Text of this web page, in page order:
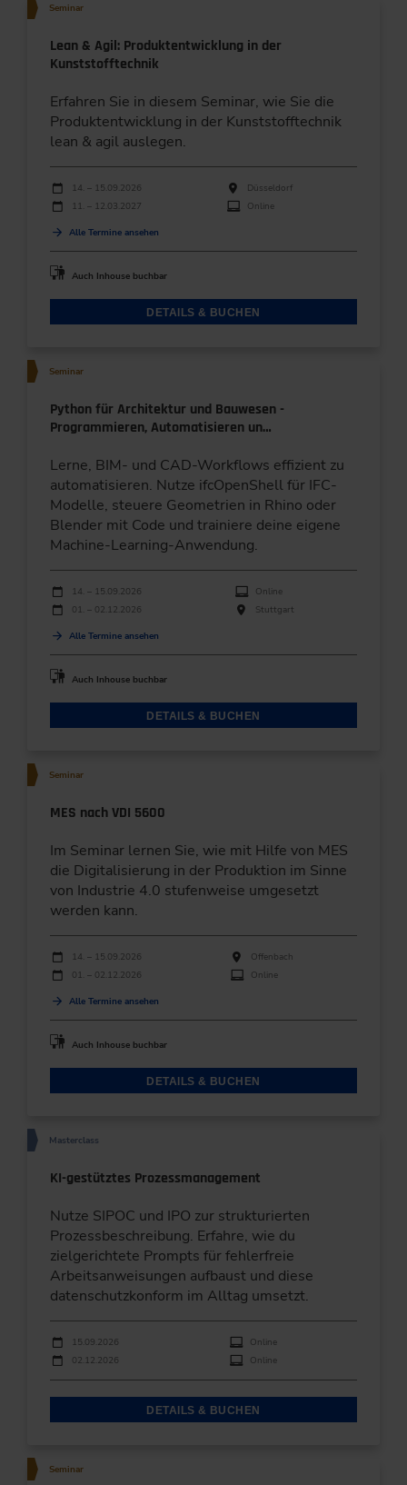
Seminar
Lean & Agil: Produktentwicklung in der
Kunststofftechnik
Erfahren Sie in diesem Seminar, wie Sie die
Produktentwicklung in der Kunststofftechnik
lean & agil auslegen.
Durchführungen
Veranstaltungsdatum
14. – 15.09.2026
Düsseldorf
11. – 12.03.2027
Online
Alle Termine ansehen
Auch Inhouse buchbar
DETAILS & BUCHEN
Seminar
Python für Architektur und Bauwesen -
Programmieren, Automatisieren un…
Lerne, BIM- und CAD-Workflows effizient zu
automatisieren. Nutze ifcOpenShell für IFC-
Modelle, steuere Geometrien in Rhino oder
Blender mit Code und trainiere deine eigene
Machine-Learning-Anwendung.
Durchführungen
Veranstaltungsdatum
14. – 15.09.2026
Online
01. – 02.12.2026
Stuttgart
Alle Termine ansehen
Auch Inhouse buchbar
DETAILS & BUCHEN
Seminar
MES nach VDI 5600
Im Seminar lernen Sie, wie mit Hilfe von MES
die Digitalisierung in der Produktion im Sinne
von Industrie 4.0 stufenweise umgesetzt
werden kann.
Durchführungen
Veranstaltungsdatum
14. – 15.09.2026
Offenbach
01. – 02.12.2026
Online
Alle Termine ansehen
Auch Inhouse buchbar
DETAILS & BUCHEN
Masterclass
KI-gestütztes Prozessmanagement
Nutze SIPOC und IPO zur strukturierten
Prozessbeschreibung. Erfahre, wie du
zielgerichtete Prompts für fehlerfreie
Arbeitsanweisungen aufbaust und diese
datenschutzkonform im Alltag umsetzt.
Durchführungen
Veranstaltungsdatum
15.09.2026
Online
02.12.2026
Online
DETAILS & BUCHEN
Seminar